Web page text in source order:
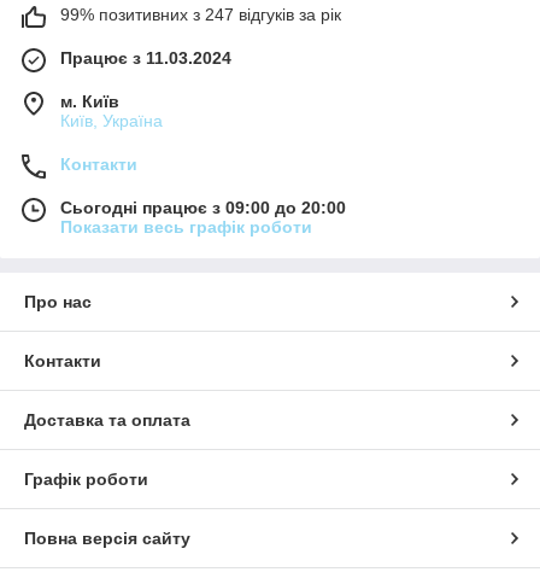
99% позитивних з 247 відгуків за рік
Працює з 11.03.2024
м. Київ
Київ, Україна
Контакти
Сьогодні працює з 09:00 до 20:00
Показати весь графік роботи
Про нас
Контакти
Доставка та оплата
Графік роботи
Повна версія сайту